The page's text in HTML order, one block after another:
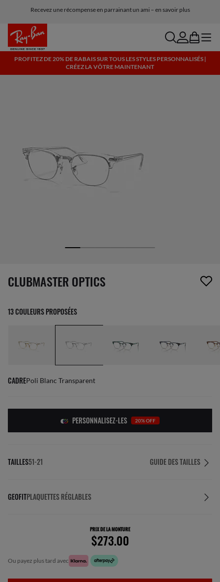
Recevez une récompense en parrainant un ami – en savoir plus
Livraison et retours gratuits, lunettes IA incluses
searchaccount
bag menu
PROFITEZ DE 20% DE RABAIS SUR TOUS LES STYLES PERSONNALISÉS |
CRÉEZ LA VÔTRE MAINTENANT
1 article a été retiré de votre liste de souhaits
CLUBMASTER OPTICS
13 COULEURS PROPOSÉES
CADREPoli Blanc Transparent
PERSONNALISEZ-LES 20% OFF
TAILLES51-21 GUIDE DES TAILLES
GEOFITPLAQUETTES RÉGLABLES
PRIX DE LA MONTURE
$273.00
ou payez plus tard avec